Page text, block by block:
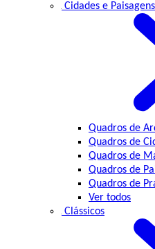
Cidades e Paisagens
Quadros de
Quadros de
Quadros de
Quadros de
Quadros de
Ver todos
Clássicos